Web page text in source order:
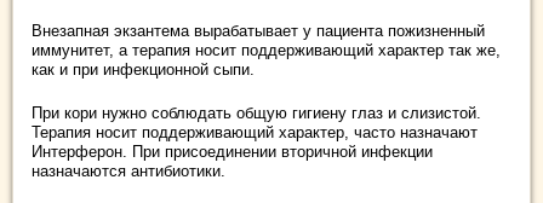
Внезапная экзантема вырабатывает у пациента пожизненный
иммунитет, а терапия носит поддерживающий характер так же,
как и при инфекционной сыпи.
При кори нужно соблюдать общую гигиену глаз и слизистой.
Терапия носит поддерживающий характер, часто назначают
Интерферон. При присоединении вторичной инфекции
назначаются антибиотики.